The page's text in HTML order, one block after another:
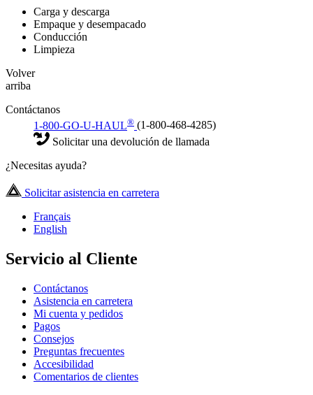
Carga y descarga
Empaque y desempacado
Conducción
Limpieza
Volver
arriba
Contáctanos
1-800-GO-U-HAUL® (1-800-468-4285)
Solicitar una devolución de llamada
¿Necesitas ayuda?
Solicitar asistencia en carretera
Français
English
Servicio al Cliente
Contáctanos
Asistencia en carretera
Mi cuenta y pedidos
Pagos
Consejos
Preguntas frecuentes
Accesibilidad
Comentarios de clientes